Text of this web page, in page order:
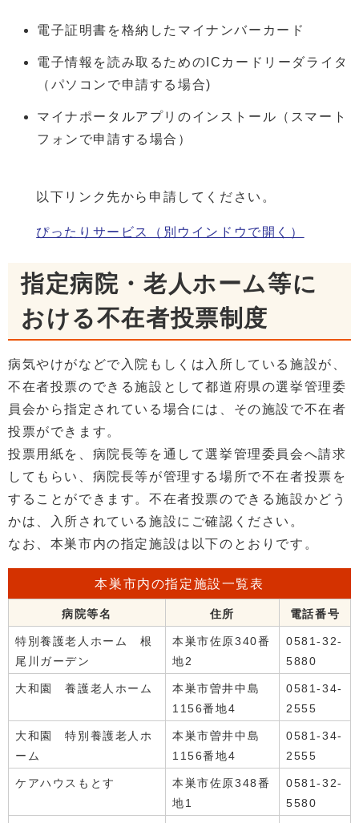
電子証明書を格納したマイナンバーカード
電子情報を読み取るためのICカードリーダライタ
（パソコンで申請する場合)
マイナポータルアプリのインストール（スマート
フォンで申請する場合）
以下リンク先から申請してください。
ぴったりサービス （別ウインドウで開く）
指定病院・老人ホーム等に
おける不在者投票制度
病気やけがなどで入院もしくは入所している施設が、
不在者投票のできる施設として都道府県の選挙管理委
員会から指定されている場合には、その施設で不在者
投票ができます。
投票用紙を、病院長等を通して選挙管理委員会へ請求
してもらい、病院長等が管理する場所で不在者投票を
することができます。不在者投票のできる施設かどう
かは、入所されている施設にご確認ください。
なお、本巣市内の指定施設は以下のとおりです。
本巣市内の指定施設一覧表
病院等名 住所 電話番号
特別養護老人ホーム 根
尾川ガーデン
本巣市佐原340番
地2
0581-32-
5880
大和園 養護老人ホーム
本巣市曽井中島
1156番地4
0581-34-
2555
大和園 特別養護老人ホ
ーム
本巣市曽井中島
1156番地4
0581-34-
2555
ケアハウスもとす
本巣市佐原348番
地1
0581-32-
5580